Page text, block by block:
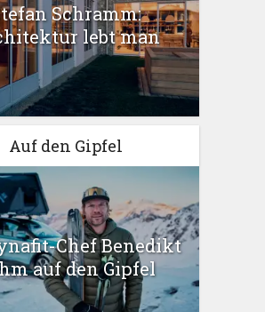
Schramm:
lebt man
Auf den Gipfel
Chef Benedikt
auf den Gipfel